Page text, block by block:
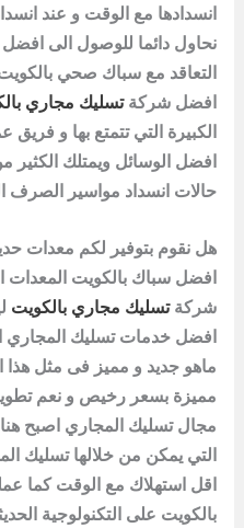
انسدادها مع الوقت و عند
نحاول دائما للوصول الى افضل
التعاقد مع سباك صحي
افضل شركةتسليك مجاري
الكبيرة التي تتمتع بها و فريق
افضل الوسائل ويمتلك الكثير
حالات انسداد مواسير
هل نقوم بتوفير لكم معدات
افضل سباك بالكويت المعدات
شركةتسليك مجاري بالكويت
افضل خدمات تسليك المجاري
ماهو جديد و مميز فى مثل هذا
مميزة بسعر رخيص و نعم
مجال تسليك المجاري اصبح
التي يمكن من خلالها تسليك
اقل استهلاك مع الوقت كما
بالكويت على التكنولوجية